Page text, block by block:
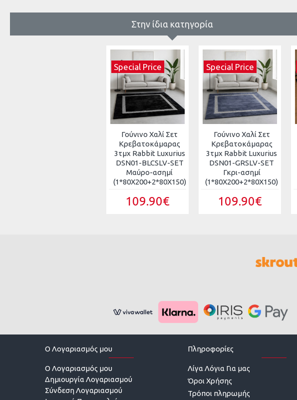
Στην ίδια κατηγορία
Special Price
Γούνινο Χαλί Σετ
Κρεβατοκάμαρας
3τμχ Rabbit Luxurius
DSN01-BLCSLV-SET
Μαύρο-ασημί
(1*80X200+2*80X150)
109.90€
Special Price
Γούνινο Χαλί Σετ
Κρεβατοκάμαρας
3τμχ Rabbit Luxurius
DSN01-GRSLV-SET
Γκρι-ασημί
(1*80X200+2*80X150)
109.90€
O Λογαριασμός μου
O Λογαριασμός μου
Δημιουργία Λογαριασμού
Σύνδεση Λογαριασμού
Πληροφορίες
Λίγα Λόγια Για μας
Όροι Χρήσης
Τρόποι πληρωμής